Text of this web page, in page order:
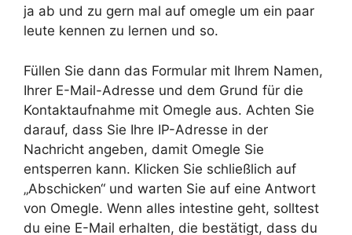
ja ab und zu gern mal auf omegle um ein paar
leute kennen zu lernen und so.
Füllen Sie dann das Formular mit Ihrem Namen,
Ihrer E-Mail-Adresse und dem Grund für die
Kontaktaufnahme mit Omegle aus. Achten Sie
darauf, dass Sie Ihre IP-Adresse in der
Nachricht angeben, damit Omegle Sie
entsperren kann. Klicken Sie schließlich auf
„Abschicken“ und warten Sie auf eine Antwort
von Omegle. Wenn alles intestine geht, solltest
du eine E-Mail erhalten, die bestätigt, dass du